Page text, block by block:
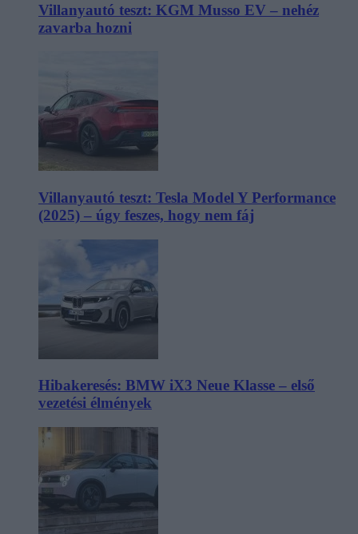
Villanyautó teszt: KGM Musso EV – nehéz
zavarba hozni
Villanyautó teszt: Tesla Model Y Performance
(2025) – úgy feszes, hogy nem fáj
Hibakeresés: BMW iX3 Neue Klasse – első
vezetési élmények